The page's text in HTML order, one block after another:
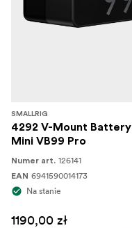
SMALLRIG
4292 V-Mount Battery
Mini VB99 Pro
Numer art. 126141
EAN 6941590014173
Na stanie
1190,00 zł